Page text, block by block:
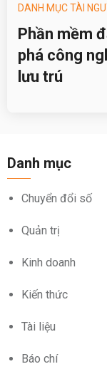
DANH MỤC TÀI
Phần mềm
phá công
lưu trú
Danh mục
Chuyển đổi số
Quản trị
Kinh doanh
Kiến thức
Tài liệu
Báo chí